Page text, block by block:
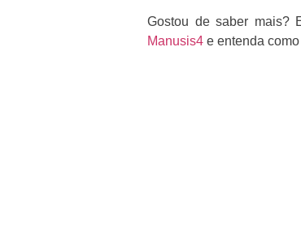
Gostou de saber mais?
Manusis4 e entenda